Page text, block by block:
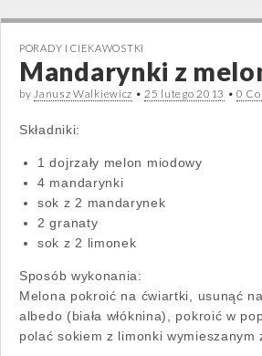
PORADY I CIEKAWOSTKI
Mandarynki z
byJanusz Walkiewicz •25 lutego 2013 •0
Składniki:
1 dojrzały melon miodowy
4 mandarynki
sok z 2 mandarynek
2 granaty
sok z 2 limonek
Sposób wykonania:
Melona pokroić na ćwiartki, usunąć
albedo (biała włóknina), pokroić w
polać sokiem z limonki